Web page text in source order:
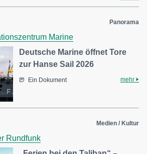
Panorama
Marine
Deutsche Marine öffnet Tore
zur Hanse Sail 2026
Ein Dokument mehr
Medien / Kultur
Rundfunk